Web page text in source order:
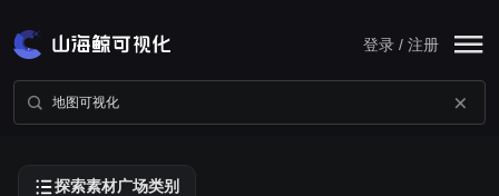
登录 / 注册
探索素材广场类别